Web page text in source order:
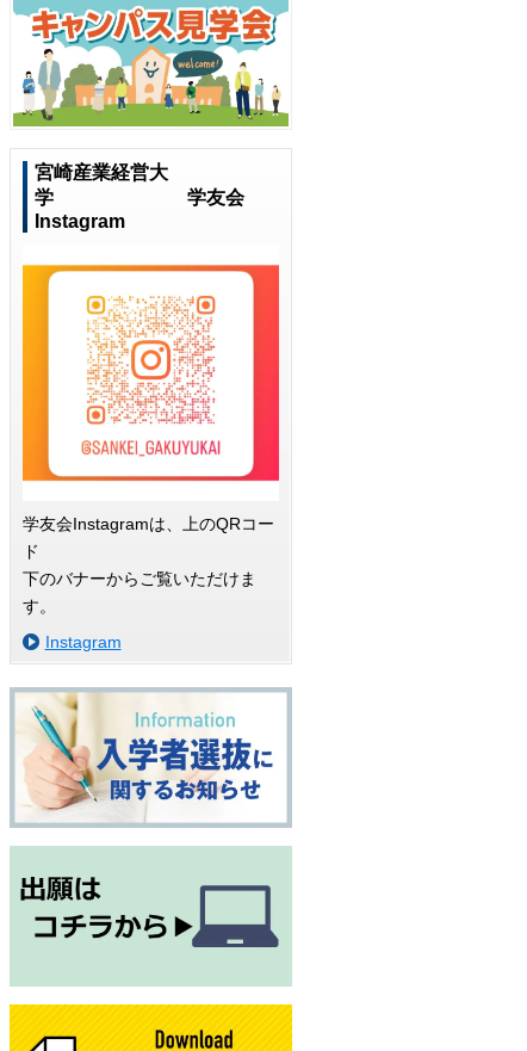
宮崎産業経営大
学 学友会
Instagram
学友会Instagramは、上のQRコー
ド
下のバナーからご覧いただけま
す。
Instagram